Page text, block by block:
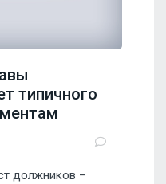
типичного
должников –